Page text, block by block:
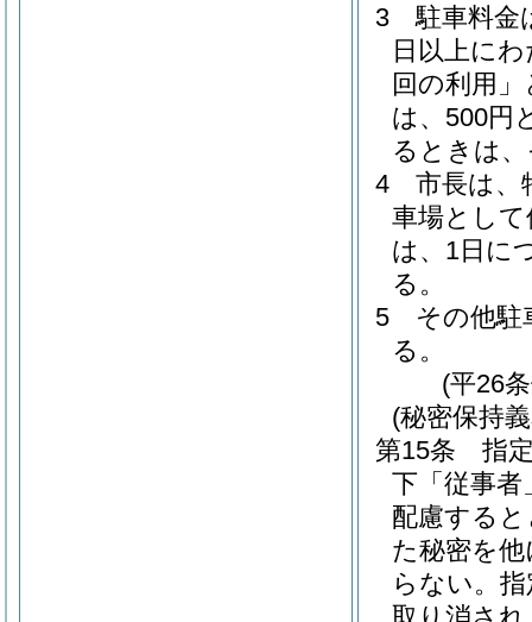
3
駐車料金
日以上に
回の利用
は、500円
るときは
4
市長は、
車場とし
は、1日に
る。
5
その他駐
る。
(平26
(秘密保持
第15条
指
下「従事
配慮する
た秘密を
らない。 指